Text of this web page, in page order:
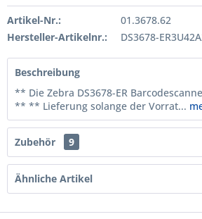
Artikel-Nr.:
01.3678.62
Hersteller-Artikelnr.:
DS3678-
Beschreibung
** Die Zebra DS3678-ER
** ** Lieferung solange der Vorrat...
Zubehör 9
Ähnliche Artikel